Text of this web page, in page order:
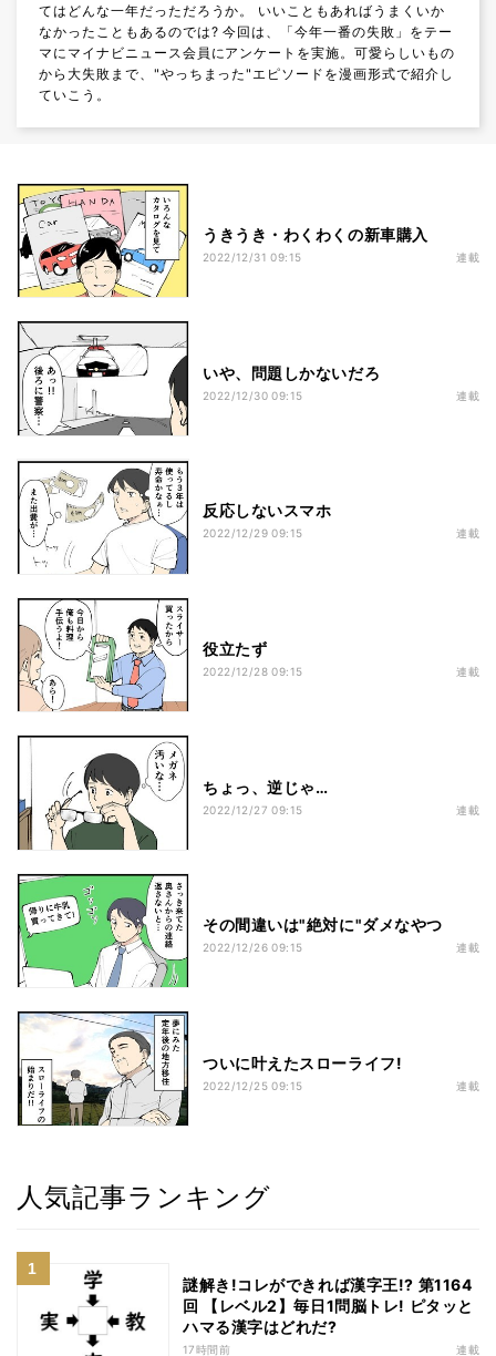
てはどんな一年だっただろうか。 いいこともあればうまくいか
なかったこともあるのでは? 今回は、「今年一番の失敗」をテー
マにマイナビニュース会員にアンケートを実施。可愛らしいもの
から大失敗まで、"やっちまった"エピソードを漫画形式で紹介し
ていこう。
うきうき・わくわくの新車購入
2022/12/31 09:15 連載
いや、問題しかないだろ
2022/12/30 09:15 連載
反応しないスマホ
2022/12/29 09:15 連載
役立たず
2022/12/28 09:15 連載
ちょっ、逆じゃ…
2022/12/27 09:15 連載
その間違いは"絶対に"ダメなやつ
2022/12/26 09:15 連載
ついに叶えたスローライフ!
2022/12/25 09:15 連載
人気記事ランキング
謎解き!コレができれば漢字王!? 第1164
回 【レベル2】毎日1問脳トレ! ピタッと
ハマる漢字はどれだ?
17時間前 連載